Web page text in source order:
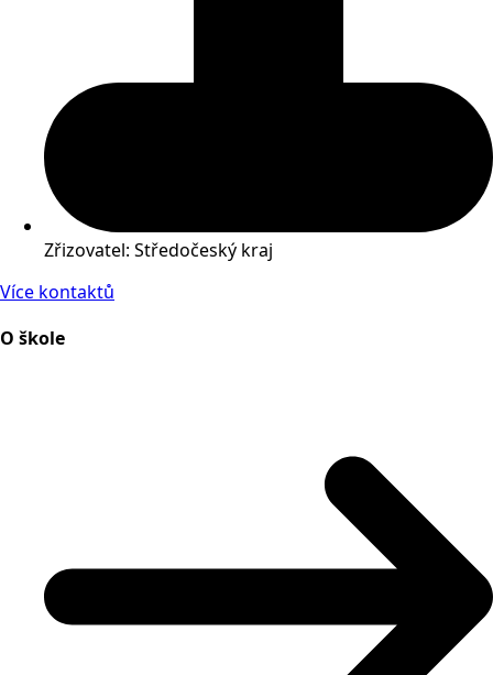
Zřizovatel: Středočeský kraj
Více kontaktů
O škole